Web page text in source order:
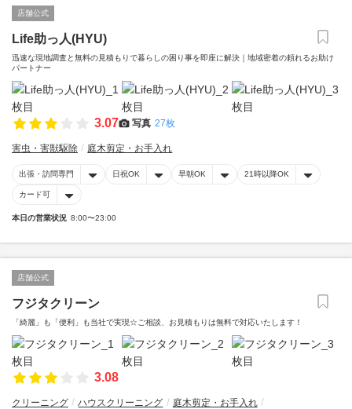
店舗公式
Life助っ人(HYU)
迅速な現地調査と無料の見積もりで暮らしの困り事を即座に解決｜地域密着の頼れるお助け
パートナー
3.07 写真 27枚
害虫・害獣駆除 庭木剪定・お手入れ
出張・訪問専門 日祝OK 早朝OK 21時以降OK
カード可
本日の営業状況 8:00〜23:00
店舗公式
フジタクリーン
「綺麗」も「便利」も当社で実現☆ご相談、お見積もりは無料で対応いたします！
3.08
クリーニング ハウスクリーニング
庭木剪定・お手入れ